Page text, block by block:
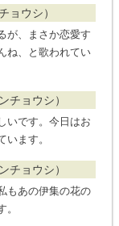
ョウシ）
が、まさか恋愛す
ね、と歌われてい
チョウシ）
いです。今日はお
います。
チョウシ）
もあの伊集の花の
。